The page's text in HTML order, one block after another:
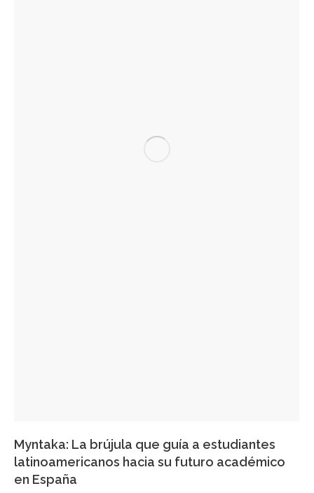
Myntaka: La brújula que guía a estudiantes
latinoamericanos hacia su futuro académico
en España